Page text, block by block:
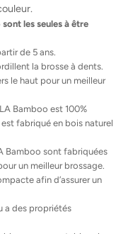
les seules à être
de 5 ans.
la brosse à dents.
le haut pour un meilleur
Bamboo est 100%
est fabriqué en bois naturel
Bamboo sont fabriquées
un meilleur brossage.
afin d’assurer un
a des propriétés